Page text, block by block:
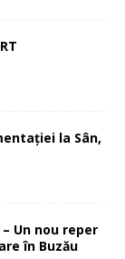
la Sân,
– Un nou reper
în Buzău